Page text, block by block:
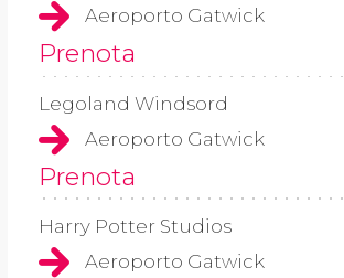
Aeroporto Gatwick
Prenota
Legoland Windsord
Aeroporto Gatwick
Prenota
Harry Potter Studios
Aeroporto Gatwick